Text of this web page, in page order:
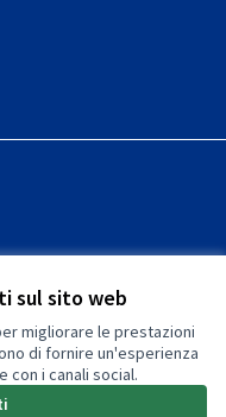
sul sito web
migliorare le prestazioni
di fornire un'esperienza
con i canali social.
(Collegamento esterno)